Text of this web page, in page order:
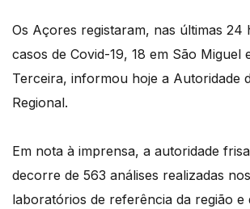
Os Açores registaram, nas últimas 24
casos de Covid-19, 18 em São Miguel
Terceira, informou hoje a Autoridade
Regional.
Em nota à imprensa, a autoridade
decorre de 563 análises realizadas
laboratórios de referência da região e